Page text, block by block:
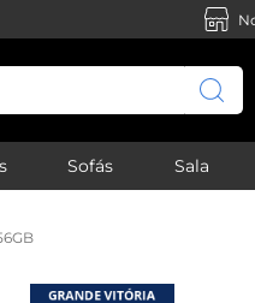
Sofás Sala